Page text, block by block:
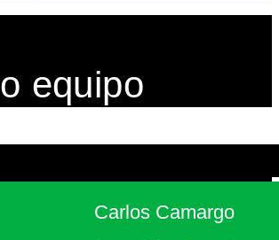
equipo
Carlos Camargo